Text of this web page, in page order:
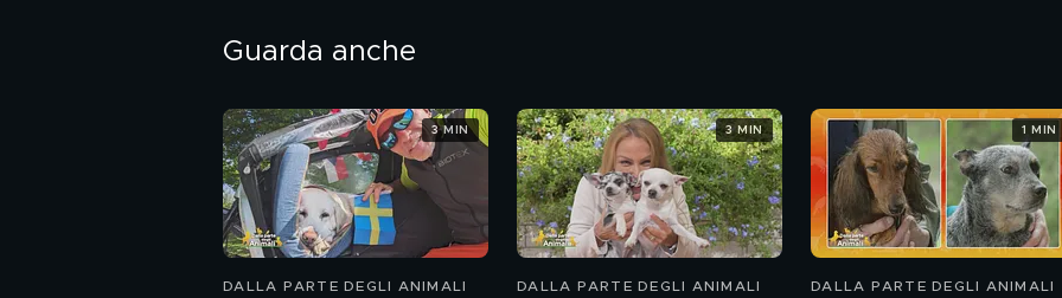
Guarda anche
DALLA PARTE DEGLI ANIMALI
3 MIN
DALLA PARTE DEGLI ANIMALI
3 MIN
DALLA PARTE DEGLI ANIMALI
1 MIN